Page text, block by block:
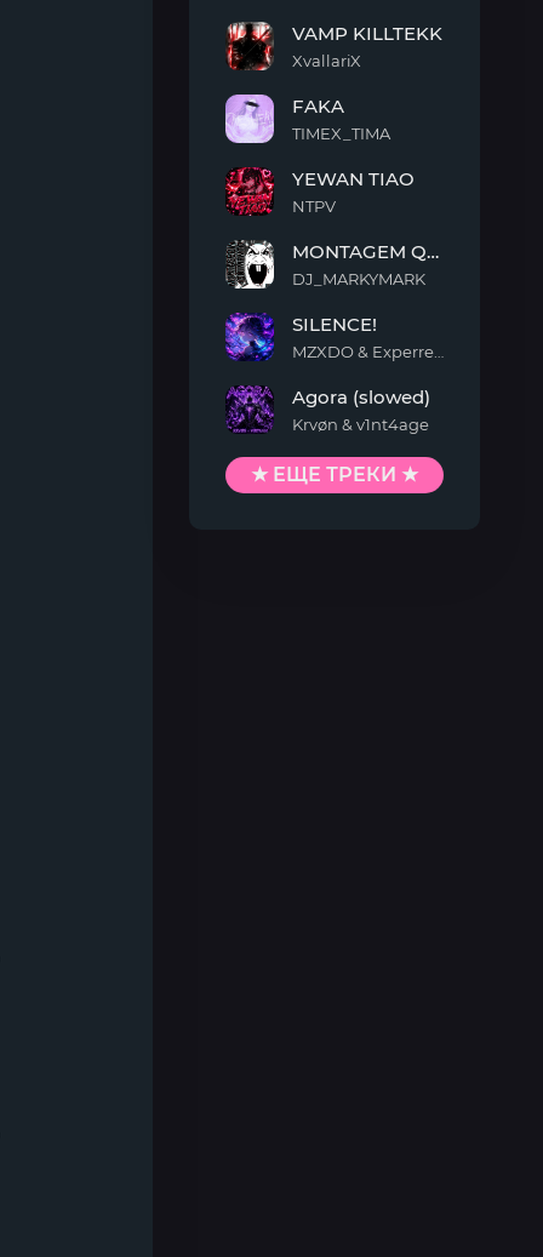
FLAME
KILLTEKK
VAMP KILLTEKK
XvallariX
FAKA
TIMEX_TIMA
TIAO
YEWAN TIAO
NTPV
QUIMENTO
MONTAGEM QUIMENTO
DJ_MARKYMARK
SILENCE!
(slowed)
Agora (slowed)
Krvøn & v1nt4age
★ ЕЩЕ ТРЕКИ ★